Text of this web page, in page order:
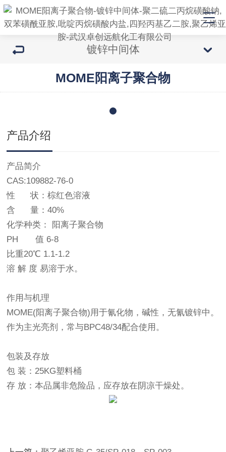
镀锌中间体
MOME阳离子聚合物
产品介绍
产品简介
CAS:109882-76-0
性 状：棕红色溶液
含 量：40%
化学种类： 阳离子聚合物
PH 值 6-8
比重20℃ 1.1-1.2
溶 解 度 易溶于水。
作用与机理
MOME(阳离子聚合物)用于氰化物，碱性，无氰镀锌中。
作为主光亮剂，常与BPC48/34配合使用。
包装及存放
包 装：25KG塑料桶
存 放：本品属非危险品，应存放在阴凉干燥处。